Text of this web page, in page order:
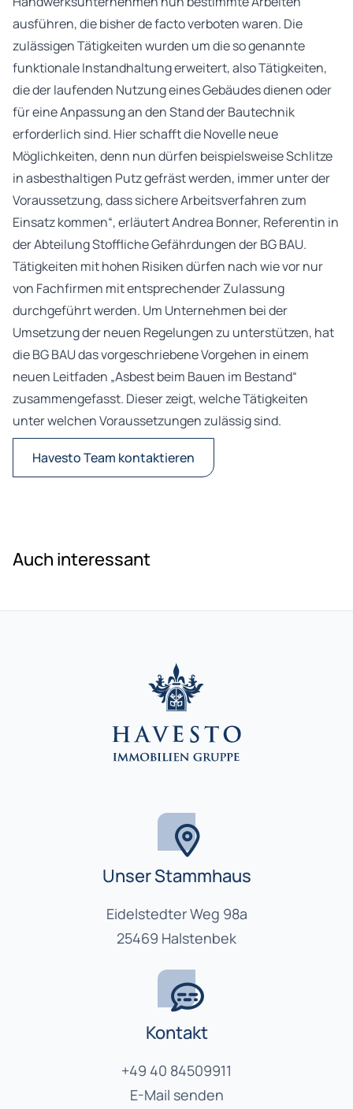
ausführen, die bisher de facto verboten waren. Die
zulässigen Tätigkeiten wurden um die so genannte
funktionale Instandhaltung erweitert, also Tätigkeiten,
die der laufenden Nutzung eines Gebäudes dienen oder
für eine Anpassung an den Stand der Bautechnik
erforderlich sind. Hier schafft die Novelle neue
Möglichkeiten, denn nun dürfen beispielsweise Schlitze
in asbesthaltigen Putz gefräst werden, immer unter der
Voraussetzung, dass sichere Arbeitsverfahren zum
Einsatz kommen“, erläutert Andrea Bonner, Referentin in
der Abteilung Stoffliche Gefährdungen der BG BAU.
Tätigkeiten mit hohen Risiken dürfen nach wie vor nur
von Fachfirmen mit entsprechender Zulassung
durchgeführt werden. Um Unternehmen bei der
Umsetzung der neuen Regelungen zu unterstützen, hat
die BG BAU das vorgeschriebene Vorgehen in einem
neuen Leitfaden „Asbest beim Bauen im Bestand“
zusammengefasst. Dieser zeigt, welche Tätigkeiten
unter welchen Voraussetzungen zulässig sind.
Havesto Team kontaktieren
Auch interessant
Unser Stammhaus
Eidelstedter Weg 98a
25469 Halstenbek
Kontakt
+49 40 84509911
E-Mail senden